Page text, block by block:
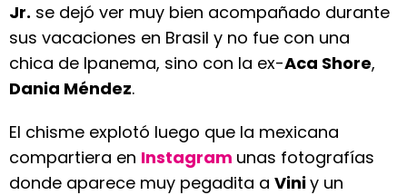
Jr. se dejó ver muy bien acompañado durante
sus vacaciones en Brasil y no fue con una
chica de Ipanema, sino con la ex-Aca Shore,
Dania Méndez.
El chisme explotó luego que la mexicana
compartiera en Instagram unas fotografías
donde aparece muy pegadita a Viniy un